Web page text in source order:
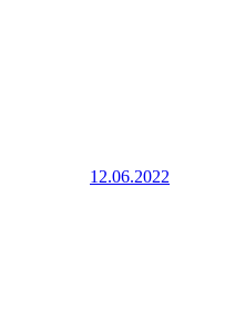
12.06.2022